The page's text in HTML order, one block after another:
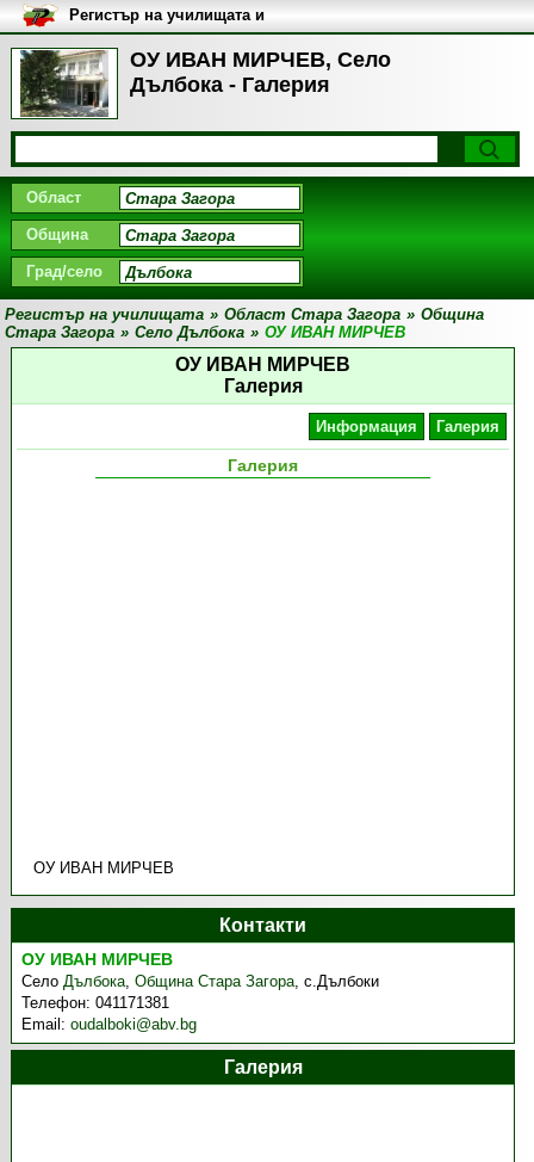
ОУ ИВАН МИРЧЕВ, Село
Дълбока - Галерия
Регистър на училищата и
университетите в България
Област
Община
Град/село
Регистър на училищата » Област Стара Загора » Община
Стара Загора » Село Дълбока » ОУ ИВАН МИРЧЕВ
ОУ ИВАН МИРЧЕВ
Галерия
Информация Галерия
Галерия
ОУ ИВАН МИРЧЕВ
Контакти
ОУ ИВАН МИРЧЕВ
СелоДълбока,Община Стара Загора,с.Дълбоки
Телефон:041171381
Email:oudalboki@abv.bg
Галерия